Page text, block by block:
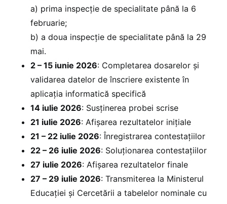
a) prima inspecție de specialitate până la 6
februarie;
b) a doua inspecție de specialitate până la 29
mai.
2 – 15 iunie 2026: Completarea dosarelor și
validarea datelor de înscriere existente în
aplicația informatică specifică
14 iulie 2026: Susţinerea probei scrise
21 iulie 2026: Afişarea rezultatelor inițiale
21 – 22 iulie 2026: Înregistrarea contestaţiilor
22 – 26 iulie 2026: Soluționarea contestaţiilor
27 iulie 2026: Afişarea rezultatelor finale
27 – 29 iulie 2026: Transmiterea la Ministerul
Educației și Cercetării a tabelelor nominale cu